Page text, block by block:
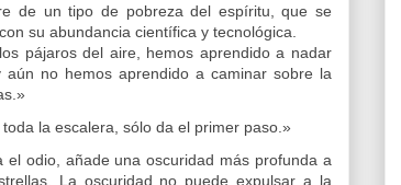
de un tipo de pobreza del espíritu, que se
su abundancia científica y tecnológica.
pájaros del aire, hemos aprendido a nadar
no hemos aprendido a caminar sobre la
la escalera, sólo da el primer paso.»
el odio, añade una oscuridad más profunda a
La oscuridad no puede expulsar a la